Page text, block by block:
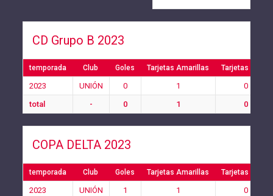
CD Grupo B 2023
temporada Club Goles Tarjetas Amarillas Tarjetas Rojas
2023 UNIÓN 0 1
0
total
- 0 1 0
COPA DELTA 2023
temporada Club Goles Tarjetas Amarillas Tarjetas Rojas
2023 UNIÓN 1 1
0